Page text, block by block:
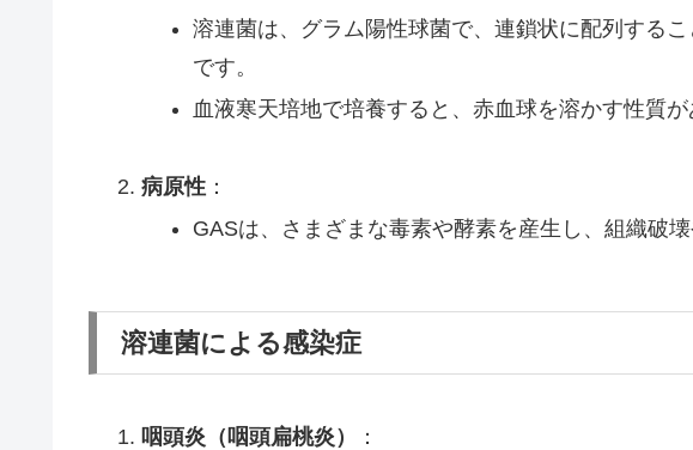
溶連菌は、グラム陽性球菌で、連鎖状に配列する
です。
血液寒天培地で培養すると、赤血球を溶かす性質
病原性：
GASは、さまざまな毒素や酵素を産生し、組織破
溶連菌による感染症
咽頭炎（咽頭扁桃炎）
：